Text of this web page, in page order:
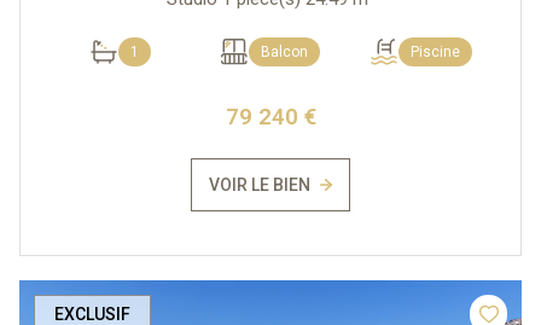
1 Balcon Piscine
79 240 €
VOIR LE BIEN
EXCLUSIF